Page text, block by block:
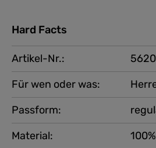
Hard Facts
Artikel-Nr.:
Für wen oder was:
Passform:
Material: